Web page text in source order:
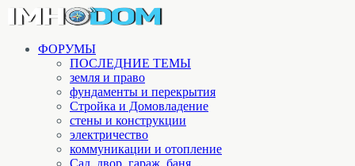
ФОРУМЫ
ПОСЛЕДНИЕ ТЕМЫ
земля и право
фундаменты и перекрытия
Стройка и Домовладение
стены и конструкции
электричество
коммуникации и отопление
Cад, двор, гараж, баня…